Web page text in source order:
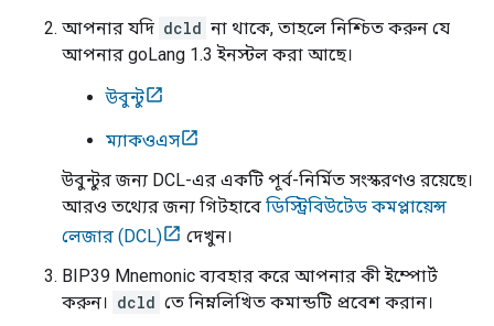
আপনার যদি dcld না থাকে, তাহলে নিশ্চিত করুন যে
আপনার goLang 1.3 ইনস্টল করা আছে।
উবুন্টু
ম্যাকওএস
উবুন্টুর জন্য DCL-এর একটি পূর্ব-নির্মিত সংস্করণও রয়েছে।
আরও তথ্যের জন্য গিটহাবে ডিস্ট্রিবিউটেড কমপ্লায়েন্স
লেজার (DCL)
দেখুন।
BIP39 Mnemonic ব্যবহার করে আপনার কী ইম্পোর্ট
করুন। dcld তে নিম্নলিখিত কমান্ডটি প্রবেশ করান।